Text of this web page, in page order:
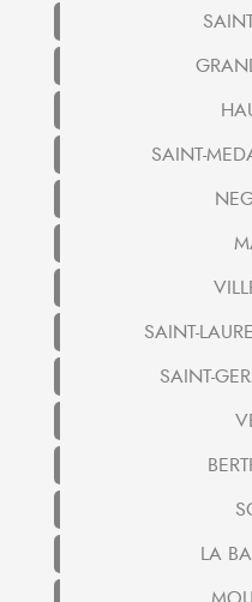
SAINT-
SAINT-
SAINT-
LA